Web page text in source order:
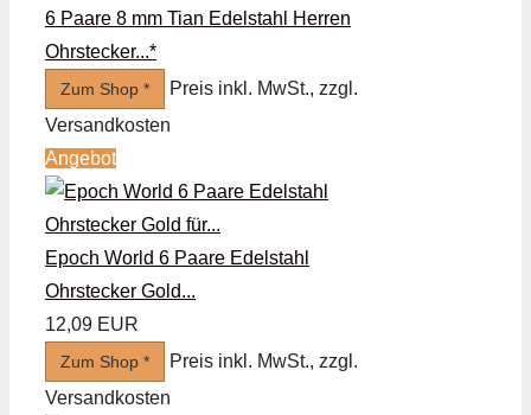
6 Paare 8 mm Tian Edelstahl Herren
Ohrstecker...*
Zum Shop *
Preis inkl. MwSt., zzgl.
Versandkosten
Angebot
Epoch World 6 Paare Edelstahl
Ohrstecker Gold...
12,09 EUR
Zum Shop *
Preis inkl. MwSt., zzgl.
Versandkosten